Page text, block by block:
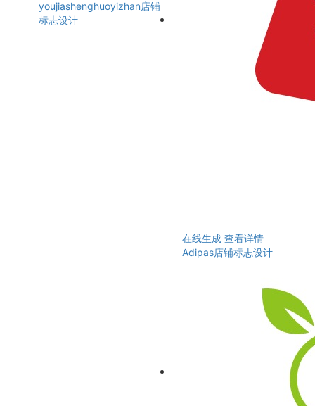
youjiashenghuoyizhan店铺
标志设计
在线生成 查看详情
Adipas店铺标志设计